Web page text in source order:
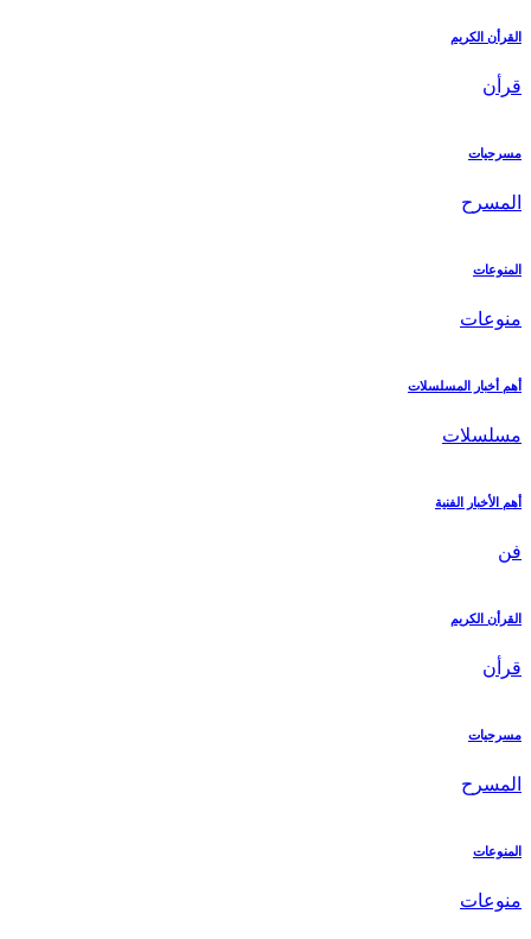
القرأن الكريم
قرأن
مسرحيات
المسرح
المنوعات
منوعات
أهم أخبار المسلسلات
مسلسلات
أهم الأخبار الفنية
فن
القرأن الكريم
قرأن
مسرحيات
المسرح
المنوعات
منوعات